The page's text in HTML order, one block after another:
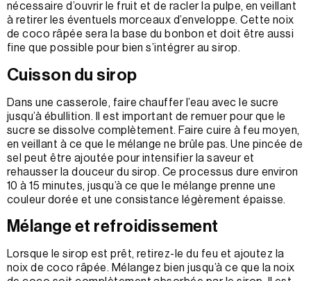
nécessaire d’ouvrir le fruit et de racler la pulpe, en veillant
à retirer les éventuels morceaux d’enveloppe. Cette noix
de coco râpée sera la base du bonbon et doit être aussi
fine que possible pour bien s’intégrer au sirop.
Cuisson du sirop
Dans une casserole, faire chauffer l’eau avec le sucre
jusqu’à ébullition. Il est important de remuer pour que le
sucre se dissolve complètement. Faire cuire à feu moyen,
en veillant à ce que le mélange ne brûle pas. Une pincée de
sel peut être ajoutée pour intensifier la saveur et
rehausser la douceur du sirop. Ce processus dure environ
10 à 15 minutes, jusqu’à ce que le mélange prenne une
couleur dorée et une consistance légèrement épaisse.
Mélange et refroidissement
Lorsque le sirop est prêt, retirez-le du feu et ajoutez la
noix de coco râpée. Mélangez bien jusqu’à ce que la noix